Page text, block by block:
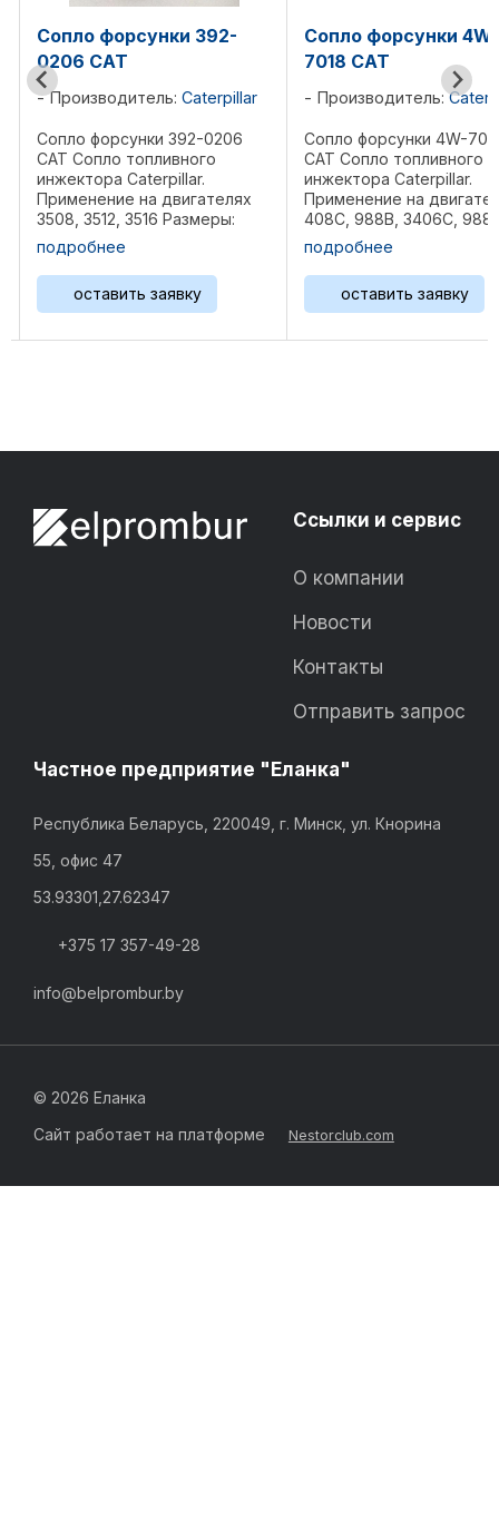
162-
Сопло форсунки 4W-
7018 CAT
Производитель:Caterpillar
Сопло форсунки 4W-7018
CAT Сопло топливного
инжектора Caterpillar.
Применение на двигателях
408C, 988B, 3406C, 988F
Размеры: 10х5х2,5 см Вес
0,22 кг Референции: 0R-3422,
0R-1745, ...
подробнее
оставить заявку
Форсунка 127-
Топливный
(форсунка)
Применение на
C7, C9 Вес 0,8 кг
Референции: 293-
7222; 557-7637;
254-4339; 328-
3361; 20R-8968; ...
подробнее
оставить
Ссылки и сервис
О компании
Новости
Контакты
Отправить запрос
Частное предприятие "Еланка"
Республика Беларусь, 220049, г. Минск, ул. Кнорина
55, офис 47
53.93301,27.62347
+375 17 357-49-28
info@belprombur.by
© 2026 Еланка
Сайт работает на платформе
Nestorclub.com